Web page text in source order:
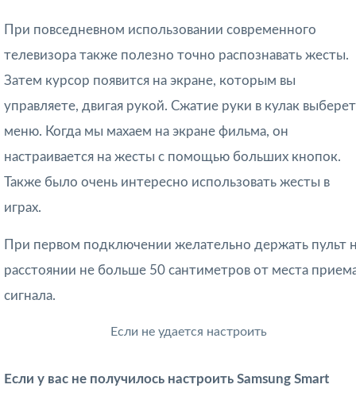
При повседневном использовании современного
телевизора также полезно точно распознавать жесты.
Затем курсор появится на экране, которым вы
управляете, двигая рукой. Сжатие руки в кулак выберет
меню. Когда мы махаем на экране фильма, он
настраивается на жесты с помощью больших кнопок.
Также было очень интересно использовать жесты в
играх.
При первом подключении желательно держать пульт
расстоянии не больше 50 сантиметров от места
сигнала.
Если не удается настроить
Если у вас не получилось настроить Samsung Smart